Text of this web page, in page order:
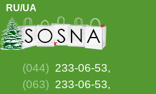
RU/UA
(044) 233-06-53,
(063) 233-06-53,